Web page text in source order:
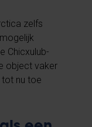
zelfs
Chicxulub-
object vaker
tot nu toe